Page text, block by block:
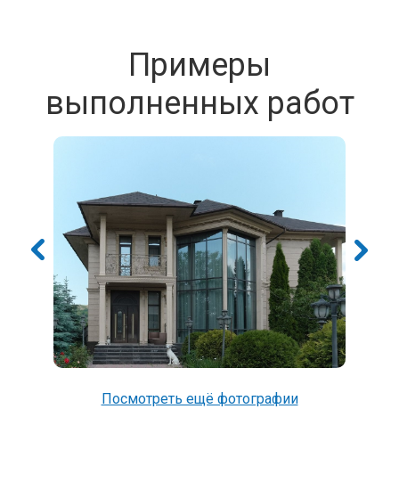
Примеры
выполненных работ
Посмотреть ещё фотографии